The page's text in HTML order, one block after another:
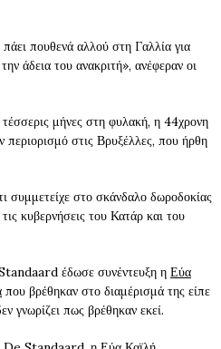
πουθενά αλλού στη Γαλλία για
άδεια του ανακριτή», ανέφεραν οι
μήνες στη φυλακή, η 44χρονη
περιορισμό στις Βρυξέλλες, που ήρθη
συμμετείχε στο σκάνδαλο δωροδοκίας
κυβερνήσεις του Κατάρ και του
έδωσε συνέντευξη η Εύα
που βρέθηκαν στο διαμέρισμά της είπε
γνωρίζει πως βρέθηκαν εκεί.